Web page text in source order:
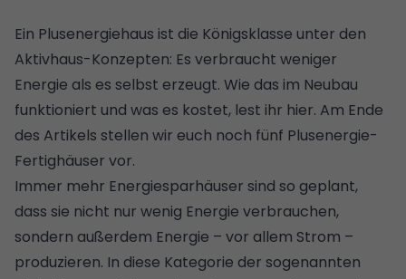
Ein Plusenergiehaus ist die Königsklasse unter den
Aktivhaus-Konzepten: Es verbraucht weniger
Energie als es selbst erzeugt. Wie das im Neubau
funktioniert und was es kostet, lest ihr hier. Am Ende
des Artikels stellen wir euch noch fünf Plusenergie-
Fertighäuser vor.
Immer mehr Energiesparhäuser sind so geplant,
dass sie nicht nur wenig Energie verbrauchen,
sondern außerdem Energie – vor allem Strom –
produzieren. In diese Kategorie der sogenannten